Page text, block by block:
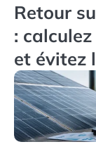
Retour
:
et évitez